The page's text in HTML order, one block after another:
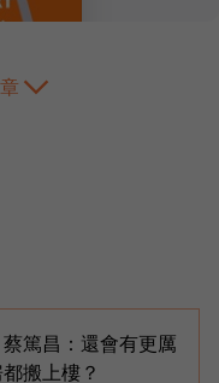
篤昌：還會有更厲
搬上樓？